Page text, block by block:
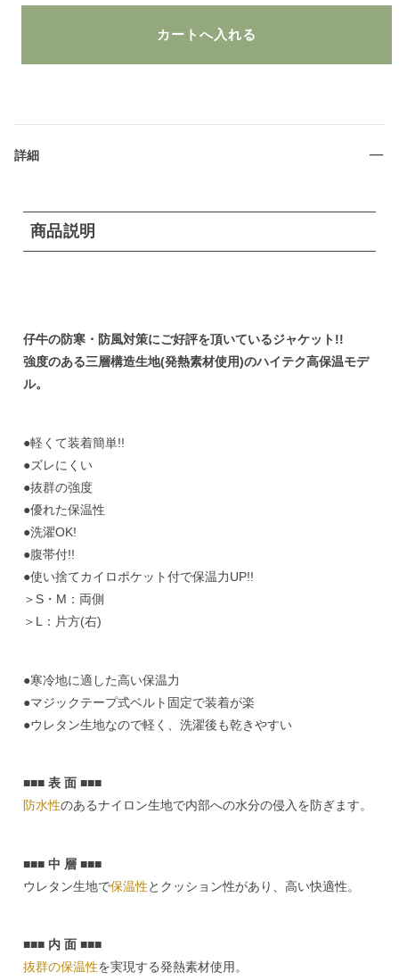
詳細
商品説明
仔牛の防寒・防風対策にご好評を頂いているジャケット!!
強度のある三層構造生地(発熱素材使用)のハイテク高保温モデ
ル。
●軽くて装着簡単!!
●ズレにくい
●抜群の強度
●優れた保温性
●洗濯OK!
●腹帯付!!
●使い捨てカイロポケット付で保温力UP!!
＞S・M：両側
＞L：片方(右)
●寒冷地に適した高い保温力
●マジックテープ式ベルト固定で装着が楽
●ウレタン生地なので軽く、洗濯後も乾きやすい
■■■ 表 面 ■■■
防水性のあるナイロン生地で内部への水分の侵入を防ぎます。
■■■ 中 層 ■■■
ウレタン生地で保温性とクッション性があり、高い快適性。
■■■ 内 面 ■■■
抜群の保温性を実現する発熱素材使用。